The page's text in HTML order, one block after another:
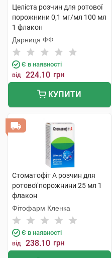
Целіста розчин для ротової
порожнини 0,1 мг/мл 100 мл
1 флакон
Дарниця ФФ
Є в наявності
від 224.10 грн
КУПИТИ
Стоматофіт А розчин для
ротової порожнини 25 мл 1
флакон
Фітофарм Кленка
Є в наявності
від 238.10 грн